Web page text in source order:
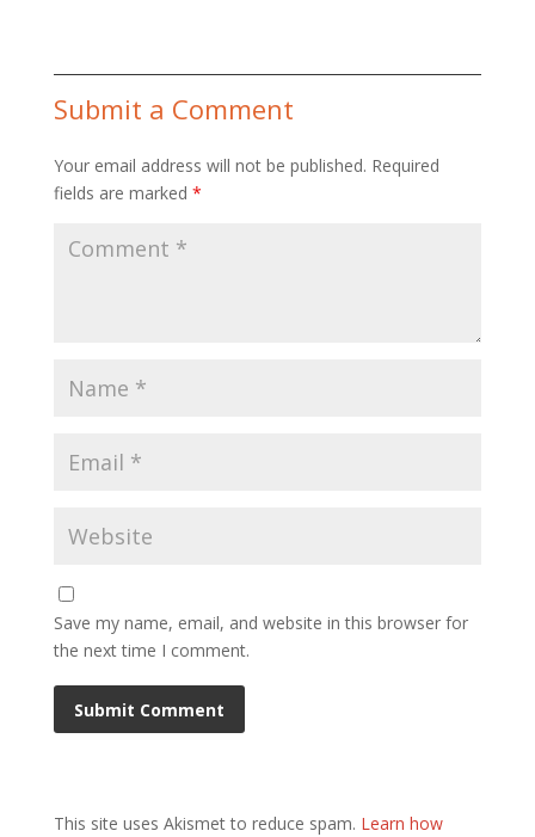
Submit a Comment
Your email address will not be published. Required
fields are marked *
Save my name, email, and website in this browser for
the next time I comment.
This site uses Akismet to reduce spam. Learn how